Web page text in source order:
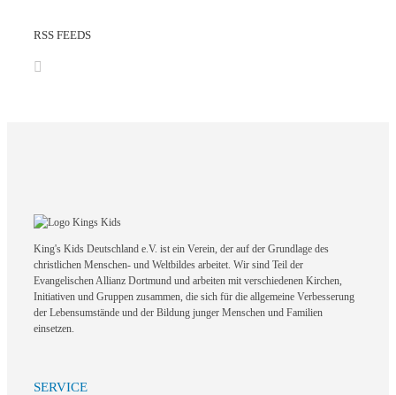
RSS FEEDS
King's Kids Deutschland e.V. ist ein Verein, der auf der Grundlage des
christlichen Menschen- und Weltbildes arbeitet. Wir sind Teil der
Evangelischen Allianz Dortmund und arbeiten mit verschiedenen Kirchen,
Initiativen und Gruppen zusammen, die sich für die allgemeine Verbesserung
der Lebensumstände und der Bildung junger Menschen und Familien
einsetzen.
SERVICE